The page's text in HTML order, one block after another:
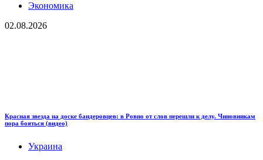
Экономика
02.08.2026
Красная звезда на доске бандеровцев: в Ровно от слов перешли к делу. Чиновникам
пора бояться (видео)
Украина